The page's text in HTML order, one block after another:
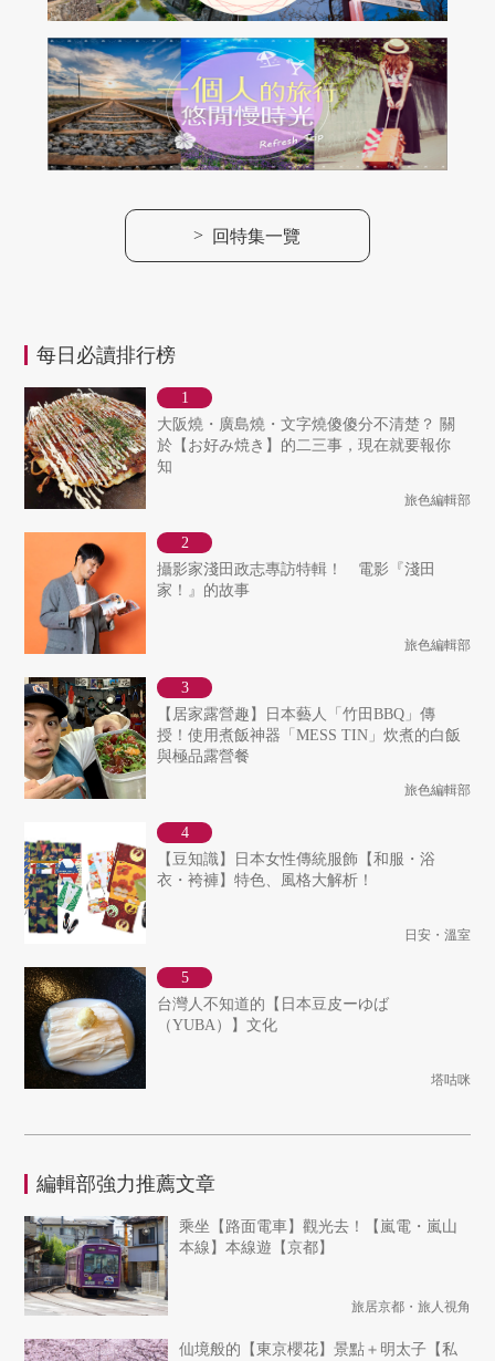
> 回特集一覽
每日必讀排行榜
大阪燒・廣島燒・文字燒傻傻分不清楚？ 關
於【お好み焼き】的二三事，現在就要報你
知
旅色編輯部
攝影家淺田政志專訪特輯！ 電影『淺田
家！』的故事
旅色編輯部
【居家露營趣】日本藝人「竹田BBQ」傳
授！使用煮飯神器「MESS TIN」炊煮的白飯
與極品露營餐
旅色編輯部
【豆知識】日本女性傳統服飾【和服・浴
衣・袴褲】特色、風格大解析！
日安・溫室
台灣人不知道的【日本豆皮ーゆば
（YUBA）】文化
塔咕咪
編輯部強力推薦文章
乘坐【路面電車】觀光去！【嵐電・嵐山
本線】本線遊【京都】
旅居京都・旅人視角
仙境般的【東京櫻花】景點＋明太子【私